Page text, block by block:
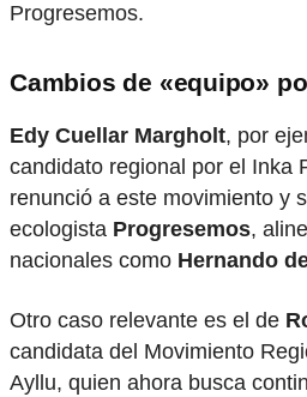
Progresemos.
Cambios de «equipo»
Edy Cuellar Margholt, por
candidato regional por el Inka
renunció a este movimiento y
ecologista Progresemos,
nacionales como Hernando
Otro caso relevante es el de
candidata del Movimiento
Ayllu, quien ahora busca